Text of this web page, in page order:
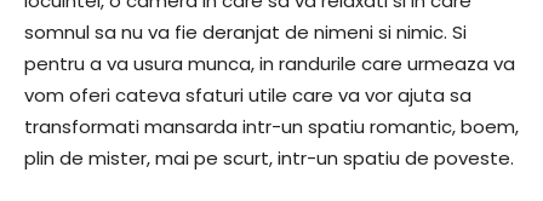
somnul sa nu va fie deranjat de nimeni si nimic. Si
pentru a va usura munca, in randurile care urmeaza va
vom oferi cateva sfaturi utile care va vor ajuta sa
transformati mansarda intr-un spatiu romantic, boem,
plin de mister, mai pe scurt, intr-un spatiu de poveste.